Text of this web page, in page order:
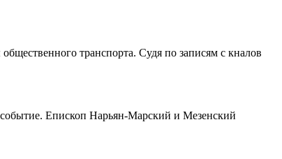
транспорта. Судя по записям с кналов
событие. Епископ Нарьян-Марский и Мезенский